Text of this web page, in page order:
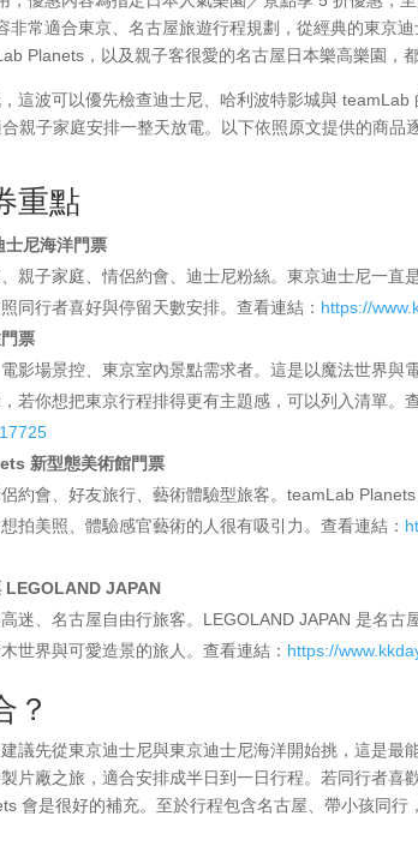
非常適合東京、名古屋旅遊行程規劃，從經典的東京
Planets，以及親子客很愛的名古屋日本樂高樂園，
這波可以優先檢查迪士尼、哈利波特影城與 teamLab
親子家庭安排一整天放電。以下依照原文提供的商
重點
士尼海洋門票
親子家庭、情侶約會、迪士尼粉絲。東京迪士尼一直
同行者喜好與停留天數安排。查看連結： https://
票
影場景控、東京室內景點需求者。這是以魔法世界與
若你想把東京行程排得更有主題感，可以列入清單。
新型態美術館門票
約會、好友旅行、藝術體驗型旅客。teamLab
拍美照、體驗感官藝術的人很有吸引力。查看連結：
LEGOLAND JAPAN
迷、名古屋自由行旅客。LEGOLAND JAPAN 是名
世界與可愛造景的旅人。查看連結： https://
？
議先從東京迪士尼與東京迪士尼海洋開始挑，這是最
片廠之旅，適合安排成半日到一日行程。若同行者喜
會是很好的補充。至於行程包含名古屋、帶小孩同行